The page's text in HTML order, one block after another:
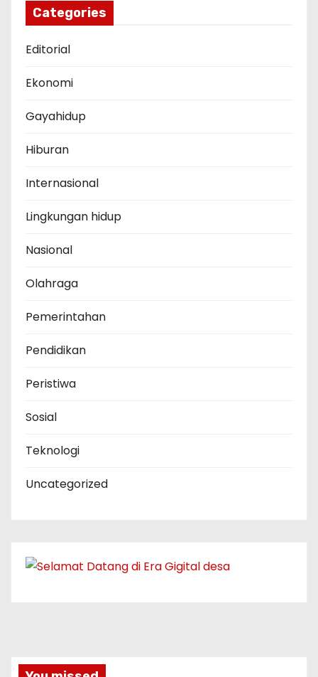
Categories
Editorial
Ekonomi
Gayahidup
Hiburan
Internasional
Lingkungan hidup
Nasional
Olahraga
Pemerintahan
Pendidikan
Peristiwa
Sosial
Teknologi
Uncategorized